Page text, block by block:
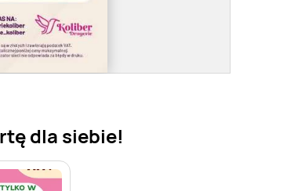
dla siebie!